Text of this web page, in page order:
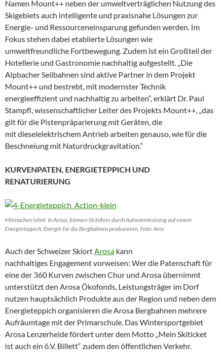
Namen Mount++ neben der umweltverträglichen Nutzung des
Skigebiets auch intelligente und praxisnahe Lösungen zur
Energie- und Ressourceneinsparung gefunden werden. Im
Fokus stehen dabei etablierte Lösungen wie
umweltfreundliche Fortbewegung. Zudem ist ein Großteil der
Hotellerie und Gastronomie nachhaltig aufgestellt. „Die
Alpbacher Seilbahnen sind aktive Partner in dem Projekt
Mount++ und bestrebt, mit modernster Technik
energieeffizient und nachhaltig zu arbeiten“, erklärt Dr. Paul
Stampfl, wissenschaftlicher Leiter des Projekts Mount++, „das
gilt für die Pistenpräparierung mit Geräten, die
mit dieselelektrischem Antrieb arbeiten genauso, wie für die
Beschneiung mit Naturdruckgravitation.“
KURVENPATEN, ENERGIETEPPICH UND
RENATURIERUNG
Mitmachen lohnt: In Arosa, können Skifahrer durch Aufwärmtraining auf einem
Energieteppich, Energie für die Bergbahnen produzieren. Foto: Aros
Auch der Schweizer SkiortArosa kann
nachhaltiges Engagement vorweisen: Wer die Patenschaft für
eine der 360 Kurven zwischen Chur und Arosa übernimmt
unterstützt den Arosa Ökofonds, Leistungsträger im Dorf
nutzen hauptsächlich Produkte aus der Region und neben dem
Energieteppich organisieren die Arosa Bergbahnen mehrere
Aufräumtage mit der Primarschule. Das Wintersportgebiet
Arosa Lenzerheide fördert unter dem Motto „Mein Skiticket
ist auch ein ö.V. Billett“ zudem den öffentlichen Verkehr.